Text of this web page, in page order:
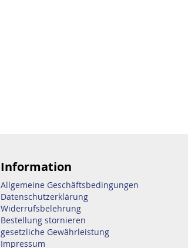
Information
Allgemeine Geschäftsbedingungen
Datenschutzerklärung
Widerrufsbelehrung
Bestellung stornieren
gesetzliche Gewährleistung
Impressum